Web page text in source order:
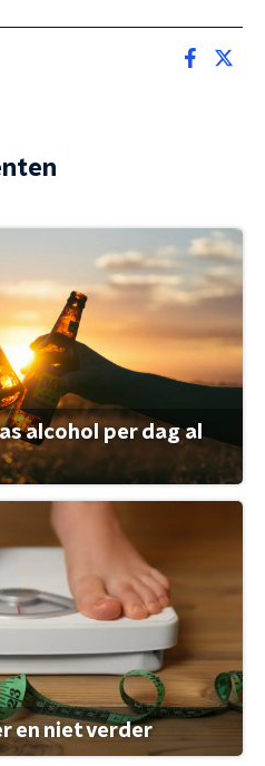
alcohol per dag al
en niet verder